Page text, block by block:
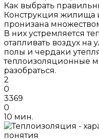
Как выбрать
Конструкция жилища
пронизана
В них устремляется
отапливать воздух на
полы и чердаки
теплоизоляционные
разобраться.
2
0
3369
0
10 мин.